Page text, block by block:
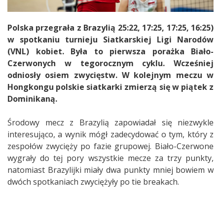
Polska przegrała z Brazylią 25:22, 17:25, 17:25, 16:25)
w spotkaniu turnieju Siatkarskiej Ligi Narodów
(VNL) kobiet. Była to pierwsza porażka Biało-
Czerwonych w tegorocznym cyklu. Wcześniej
odniosły osiem zwycięstw. W kolejnym meczu w
Hongkongu polskie siatkarki zmierzą się w piątek z
Dominikaną.
Środowy mecz z Brazylią zapowiadał się niezwykle
interesująco, a wynik mógł zadecydować o tym, który z
zespołów zwycięży po fazie grupowej. Biało-Czerwone
wygrały do tej pory wszystkie mecze za trzy punkty,
natomiast Brazylijki miały dwa punkty mniej bowiem w
dwóch spotkaniach zwyciężyły po tie breakach.